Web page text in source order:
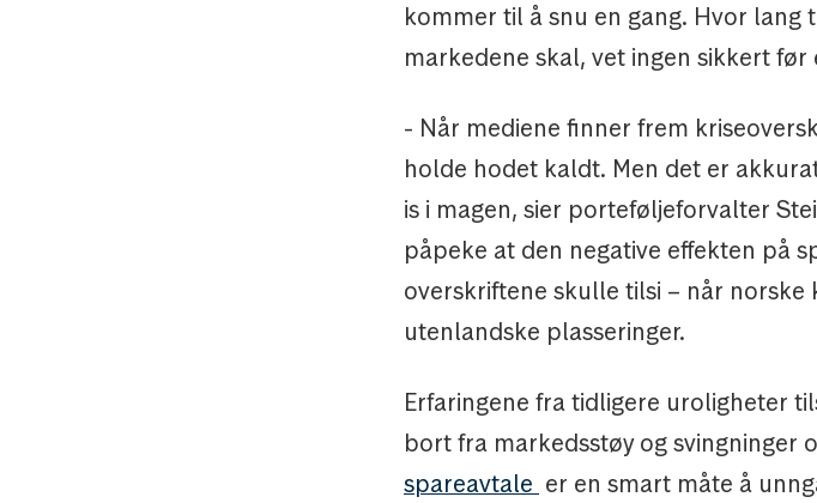
kommer til å snu en gang. Hvor
markedene skal, vet ingen sikkert før
- Når mediene finner frem
holde hodet kaldt. Men det er
is i magen, sier porteføljeforvalter
påpeke at den negative effekten på
overskriftene skulle tilsi – når
utenlandske plasseringer.
Erfaringene fra tidligere uroligheter
bort fra markedsstøy og svingninger
spareavtale er en smart måte å